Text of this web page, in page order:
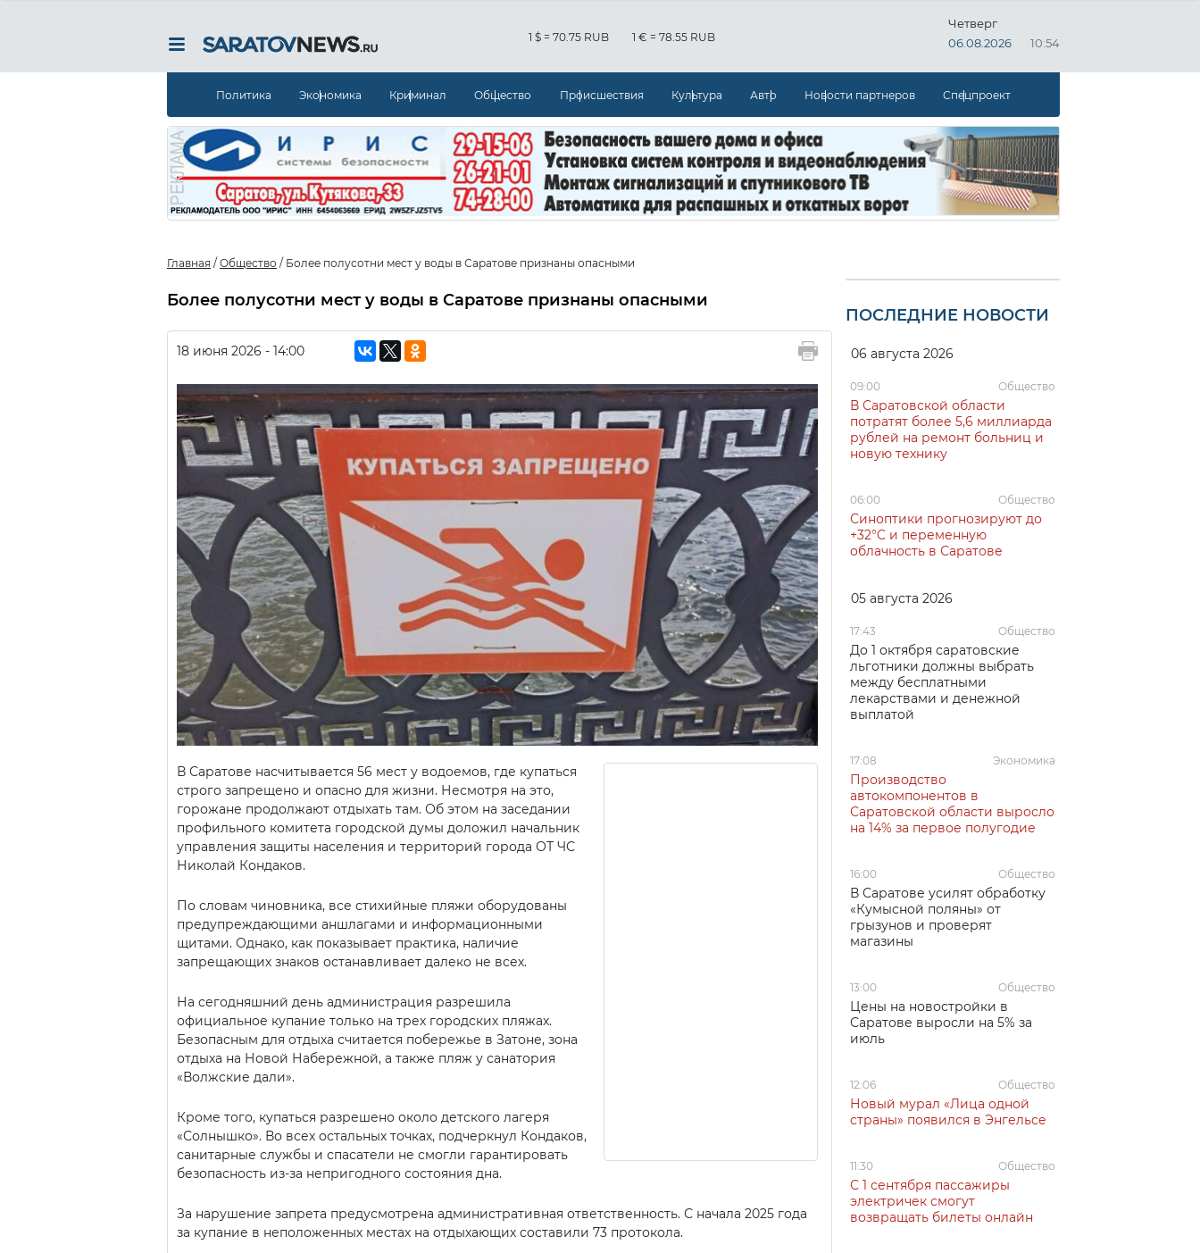
1 $ = 70.75 RUB 1 € = 78.55 RUB
Четверг
06.08.2026
10:54
Политика Экономика Криминал Общество Происшествия Культура Авто Новости партнеров Спецпроект
Главная / Общество / Более полусотни мест у воды в Саратове признаны опасными
Более полусотни мест у воды в Саратове признаны опасными
18 июня 2026 - 14:00
В Саратове насчитывается 56 мест у водоемов, где купаться
строго запрещено и опасно для жизни. Несмотря на это,
горожане продолжают отдыхать там. Об этом на заседании
профильного комитета городской думы доложил начальник
управления защиты населения и территорий города ОТ ЧС
Николай Кондаков.
По словам чиновника, все стихийные пляжи оборудованы
предупреждающими аншлагами и информационными
щитами. Однако, как показывает практика, наличие
запрещающих знаков останавливает далеко не всех.
На сегодняшний день администрация разрешила
официальное купание только на трех городских пляжах.
Безопасным для отдыха считается побережье в Затоне, зона
отдыха на Новой Набережной, а также пляж у санатория
«Волжские дали».
Кроме того, купаться разрешено около детского лагеря
«Солнышко». Во всех остальных точках, подчеркнул Кондаков,
санитарные службы и спасатели не смогли гарантировать
безопасность из-за непригодного состояния дна.
За нарушение запрета предусмотрена административная ответственность. С начала 2025 года
за купание в неположенных местах на отдыхающих составили 73 протокола.
ПОСЛЕДНИЕ НОВОСТИ
06 августа 2026
09:00 Общество
В Саратовской области
потратят более 5,6 миллиарда
рублей на ремонт больниц и
новую технику
06:00 Общество
Синоптики прогнозируют до
+32°C и переменную
облачность в Саратове
05 августа 2026
17:43 Общество
До 1 октября саратовские
льготники должны выбрать
между бесплатными
лекарствами и денежной
выплатой
17:08 Экономика
Производство
автокомпонентов в
Саратовской области выросло
на 14% за первое полугодие
16:00 Общество
В Саратове усилят обработку
«Кумысной поляны» от
грызунов и проверят
магазины
13:00 Общество
Цены на новостройки в
Саратове выросли на 5% за
июль
12:06 Общество
Новый мурал «Лица одной
страны» появился в Энгельсе
11:30 Общество
С 1 сентября пассажиры
электричек смогут
возвращать билеты онлайн